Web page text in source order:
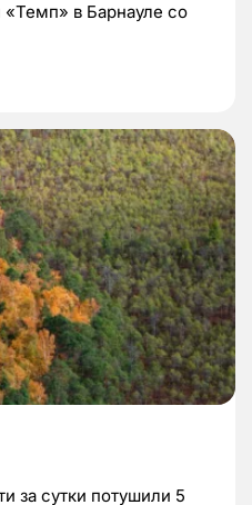
в Барнауле со
за сутки потушили 5